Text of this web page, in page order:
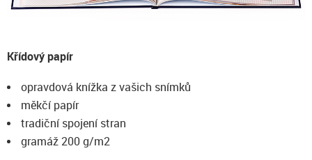
Křídový papír
opravdová knížka z vašich snímků
měkčí papír
tradiční spojení stran
gramáž 200 g/m2